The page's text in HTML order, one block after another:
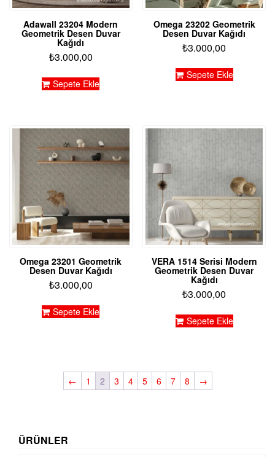
Adawall 23204 Modern
Geometrik Desen Duvar
Kağıdı
₺3.000,00
Sepete Ekle
Omega 23202 Geometrik
Desen Duvar Kağıdı
₺3.000,00
Sepete Ekle
Omega 23201 Geometrik
Desen Duvar Kağıdı
₺3.000,00
Sepete Ekle
VERA 1514 Serisi Modern
Geometrik Desen Duvar
Kağıdı
₺3.000,00
Sepete Ekle
← 1 2 3 4 5 6 7 8 →
ÜRÜNLER